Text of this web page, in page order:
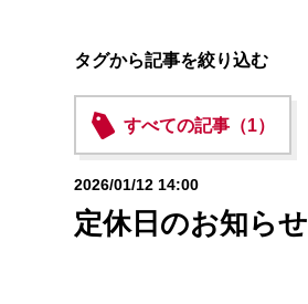
タグから記事を絞り込む
すべての記事（1）
2026/01/12 14:00
定休日のお知らせ